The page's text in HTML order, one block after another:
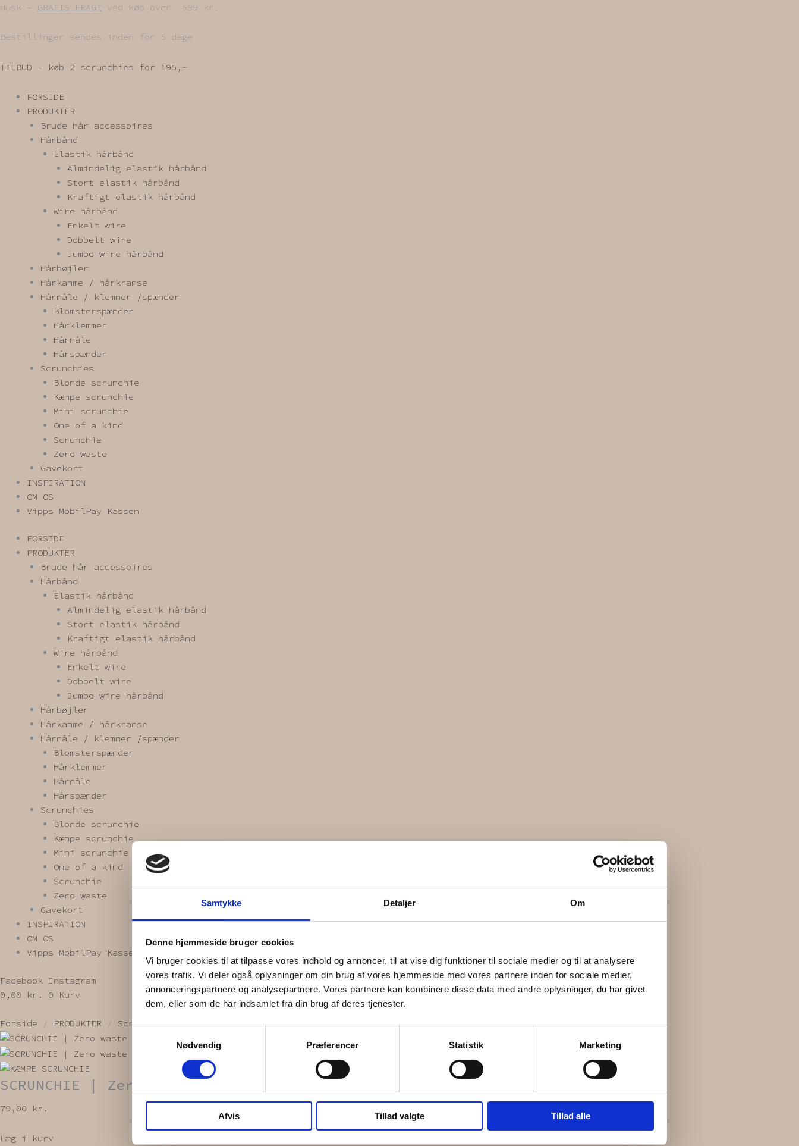
Samtykke Detaljer Om
Denne hjemmeside bruger cookies
Vi bruger cookies til at tilpasse vores indhold og annoncer, til at vise dig funktioner til sociale medier og til at analysere
vores trafik. Vi deler også oplysninger om din brug af vores hjemmeside med vores partnere inden for sociale medier,
annonceringspartnere og analysepartnere. Vores partnere kan kombinere disse data med andre oplysninger, du har givet
dem, eller som de har indsamlet fra din brug af deres tjenester.
Nødvendig
Præferencer Statistik Marketing
Afvis Tillad valgte Tillad alle
Gå
indholdet
Husk – GRATIS FRAGT ved køb over 599 kr.
Bestillinger sendes inden for 5 dage
TILBUD – køb 2 scrunchies for 195,-
FORSIDE
PRODUKTER
Brude hår accessoires
Hårbånd
Elastik hårbånd
Almindelig elastik hårbånd
Stort elastik hårbånd
Kraftigt elastik hårbånd
Wire hårbånd
Enkelt wire
Dobbelt wire
Jumbo wire hårbånd
Hårbøjler
Hårkamme / hårkranse
Hårnåle / klemmer /spænder
Blomsterspænder
Hårklemmer
Hårnåle
Hårspænder
Scrunchies
Blonde scrunchie
Kæmpe scrunchie
Mini scrunchie
One of a kind
Scrunchie
Zero waste
Gavekort
INSPIRATION
OM OS
Vipps MobilPay Kassen
FORSIDE
PRODUKTER
Brude hår accessoires
Hårbånd
Elastik hårbånd
Almindelig elastik hårbånd
Stort elastik hårbånd
Kraftigt elastik hårbånd
Wire hårbånd
Enkelt wire
Dobbelt wire
Jumbo wire hårbånd
Hårbøjler
Hårkamme / hårkranse
Hårnåle / klemmer /spænder
Blomsterspænder
Hårklemmer
Hårnåle
Hårspænder
Scrunchies
Blonde scrunchie
Kæmpe scrunchie
Mini scrunchie
One of a kind
Scrunchie
Zero waste
Gavekort
INSPIRATION
OM OS
Vipps MobilPay Kassen
Facebook Instagram
0,00
kr. 0 Kurv
Forside / PRODUKTER / Scrunchies/Zero waste/ SCRUNCHIE | Zero waste
SCRUNCHIE | Zero waste
79,00 kr.
Læg i kurv